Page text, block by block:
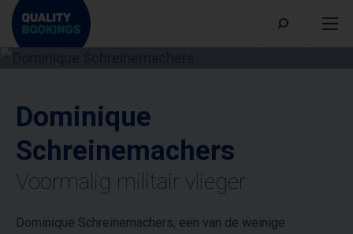
Dominique
Schreinemachers
Voormalig militair vlieger
Dominique Schreinemachers, een van de weinige